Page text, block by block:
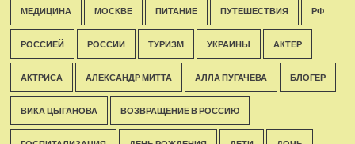
МЕДИЦИНА МОСКВЕ ПИТАНИЕ ПУТЕШЕСТВИЯ РФ
РОССИЕЙ РОССИИ ТУРИЗМ УКРАИНЫ АКТЕР
АКТРИСА АЛЕКСАНДР МИТТА АЛЛА ПУГАЧЕВА БЛОГЕР
ВИКА ЦЫГАНОВА ВОЗВРАЩЕНИЕ В РОССИЮ